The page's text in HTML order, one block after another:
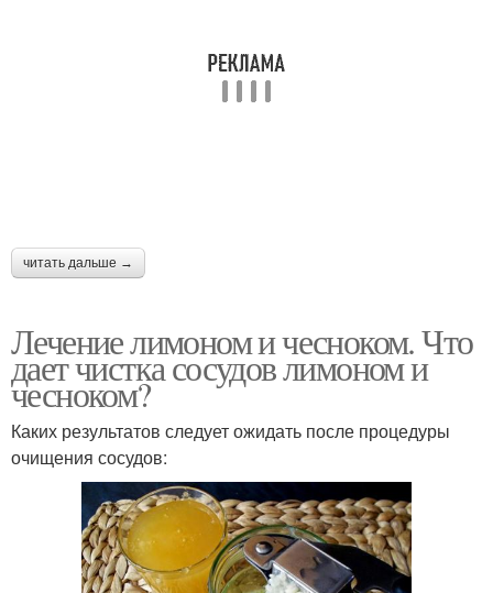
читать дальше →
Лечение лимоном и чесноком. Что
дает чистка сосудов лимоном и
чесноком?
Каких результатов следует ожидать после процедуры
очищения сосудов: